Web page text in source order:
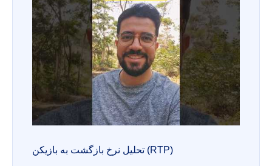
تحلیل نرخ بازگشت به بازیکن (RTP)